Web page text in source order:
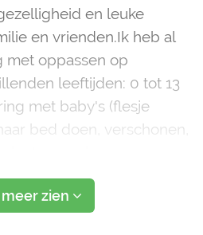
en leuke
en vrienden.Ik heb al
met oppassen op
leeftijden: 0 tot 13
met baby's (flesje
bed doen, verschonen,
(in g
zien